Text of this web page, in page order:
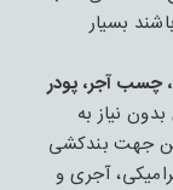
بسیار
چسب آجر، پودر
نیاز به
جهت بندکشی
آجری و